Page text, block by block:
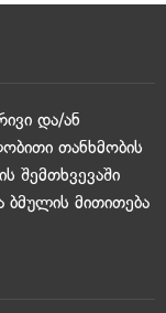
და/ან
თანხმობის
შემთხვევაში
ბმულის მითითება